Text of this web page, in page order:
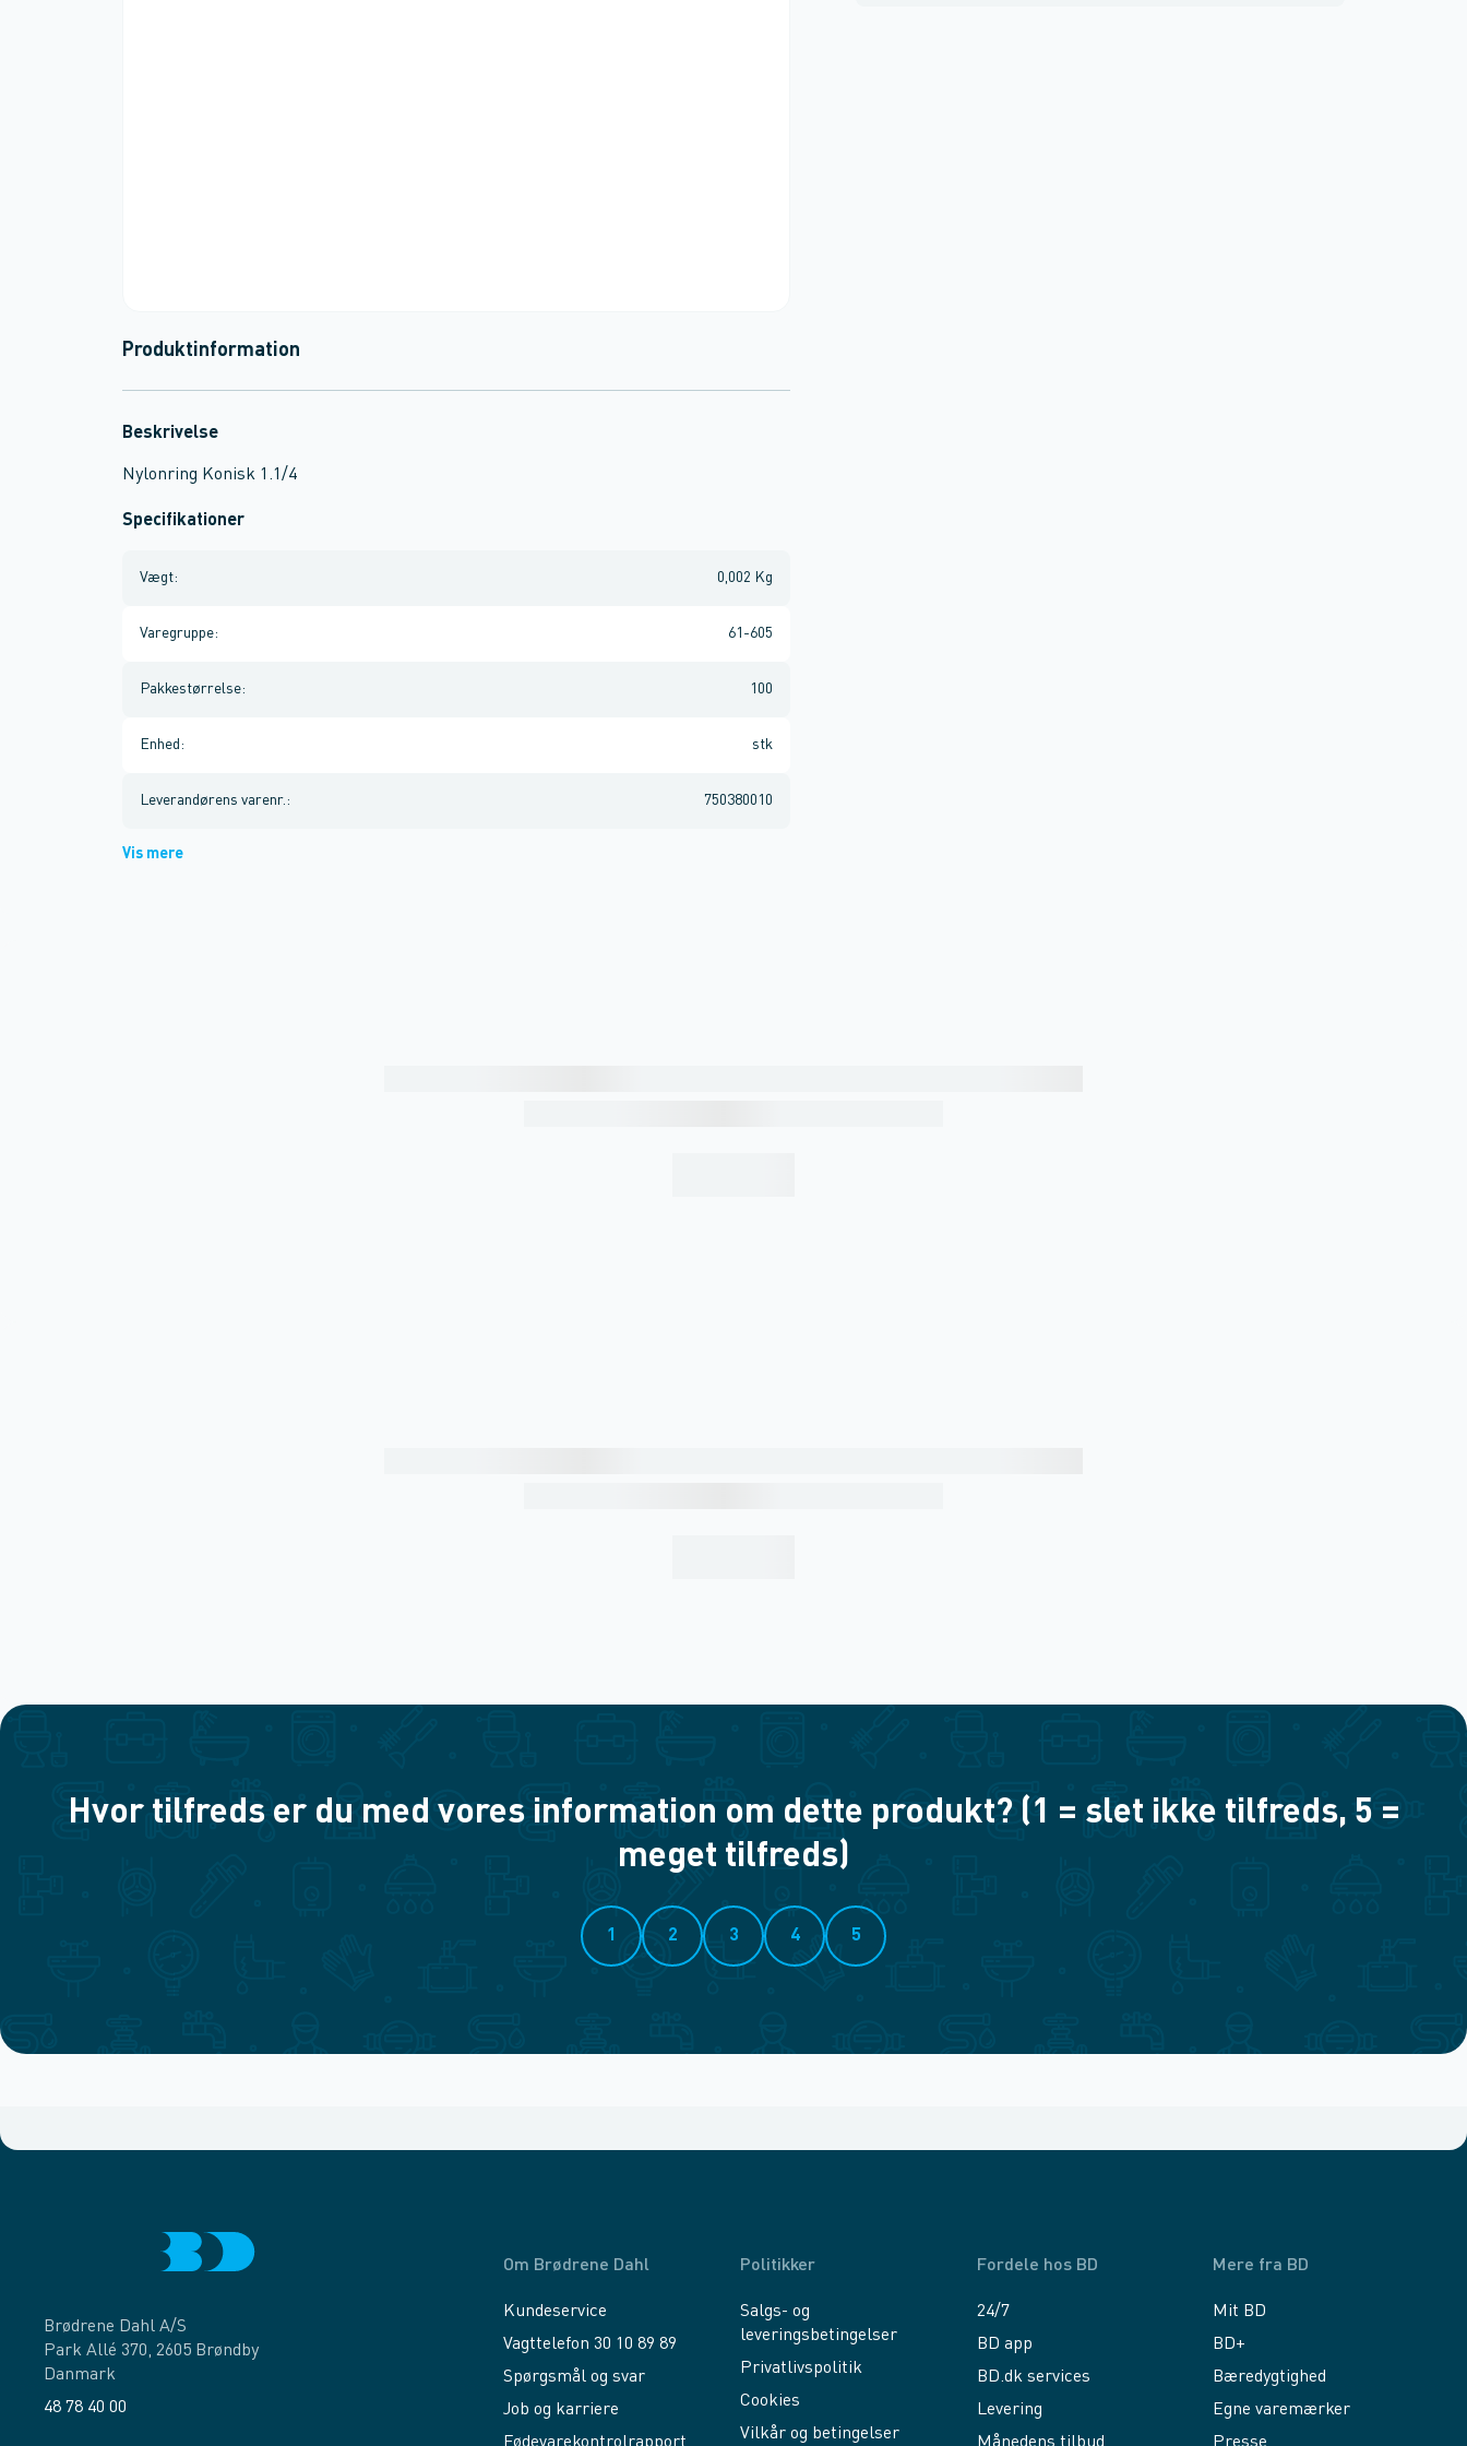
Produktinformation
Beskrivelse
Nylonring Konisk 1.1/4
Specifikationer
Vægt: 0,002 Kg
Varegruppe: 61-605
Pakkestørrelse: 100
Enhed : stk
Leverandørens varenr. : 750380010
Vis mere
Hvor tilfreds er du med vores information om dette produkt? (1 = slet ikke tilfreds, 5 =
meget tilfreds)
1 2 3 4 5
Brødrene Dahl A/S
Park Allé 370, 2605 Brøndby
Danmark
48 78 40 00
Om Brødrene Dahl
Kundeservice
Vagttelefon 30 10 89 89
Spørgsmål og svar
Job og karriere
Politikker
Salgs- og
leveringsbetingelser
Privatlivspolitik
Cookies
Vilkår og betingelser
Fordele hos BD
24/7
BD app
BD.dk services
Levering
Mere fra BD
Mit BD
BD+
Bæredygtighed
Egne varemærker